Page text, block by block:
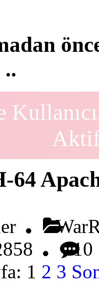
64
10
1 2 3